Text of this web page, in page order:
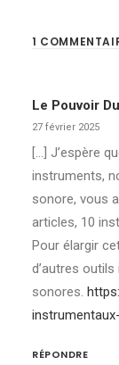
1
Le Pouvoir
27 février 2025
[…] J’espère
instruments,
sonore, vous
articles, 10
Pour élargir
d’autres
sonores.
RÉPONDRE